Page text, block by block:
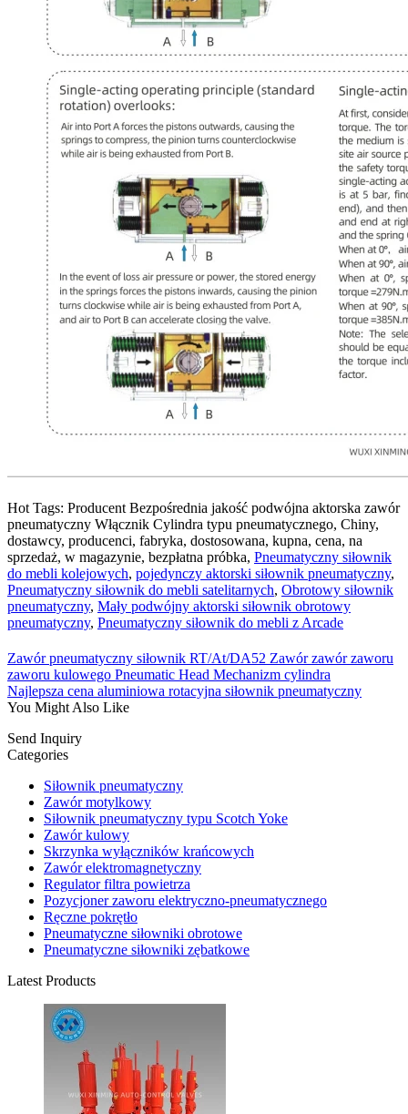
Hot Tags: Producent Bezpośrednia jakość podwójna aktorska zawór
pneumatyczny Włącznik Cylindra typu pneumatycznego, Chiny,
dostawcy, producenci, fabryka, dostosowana, kupna, cena, na
sprzedaż, w magazynie, bezpłatna próbka, Pneumatyczny siłownik
do mebli kolejowych, pojedynczy aktorski siłownik pneumatyczny,
Pneumatyczny siłownik do mebli satelitarnych, Obrotowy siłownik
pneumatyczny, Mały podwójny aktorski siłownik obrotowy
pneumatyczny, Pneumatyczny siłownik do mebli z Arcade
Zawór pneumatyczny siłownik RT/At/DA52 Zawór zawór zaworu
zaworu kulowego Pneumatic Head Mechanizm cylindra
Najlepsza cena aluminiowa rotacyjna siłownik pneumatyczny
You Might Also Like
Send Inquiry
Categories
Siłownik pneumatyczny
Zawór motylkowy
Siłownik pneumatyczny typu Scotch Yoke
Zawór kulowy
Skrzynka wyłączników krańcowych
Zawór elektromagnetyczny
Regulator filtra powietrza
Pozycjoner zaworu elektryczno-pneumatycznego
Ręczne pokrętło
Pneumatyczne siłowniki obrotowe
Pneumatyczne siłowniki zębatkowe
Latest Products